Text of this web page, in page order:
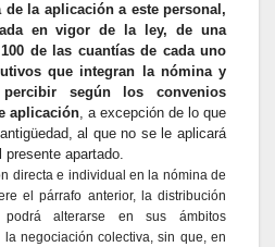
la aplicación a este personal,
en vigor de la ley, de una
de las cuantías de cada uno
que integran la nómina y
según los convenios
aplicación, a excepción de lo que
al que no se le aplicará
presente apartado.
directa e individual en la nómina de
el párrafo anterior, la distribución
alterarse en sus ámbitos
negociación colectiva, sin que, en